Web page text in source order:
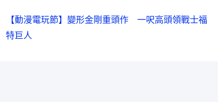
【動漫電玩節】變形金剛重頭作 一呎高頭領戰士福
特巨人